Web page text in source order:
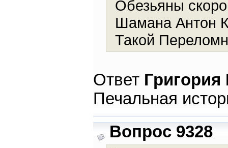
Обезьяны
Шамана Антон
Такой
Ответ
Печальная
Вопрос 9328